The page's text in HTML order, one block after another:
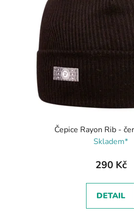
Čepice Rayon Rib -
Skladem*
290 Kč
DETAIL